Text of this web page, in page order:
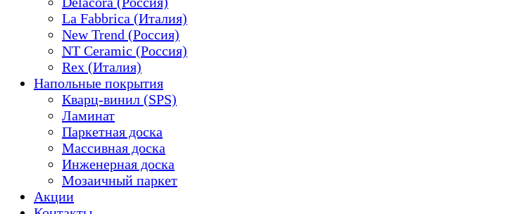
La Fabbrica (Италия)
New Trend (Россия)
NT Ceramic (Россия)
Rex (Италия)
Напольные покрытия
Кварц-винил (SPS)
Ламинат
Паркетная доска
Массивная доска
Инженерная доска
Мозаичный паркет
Акции